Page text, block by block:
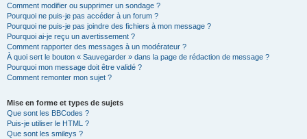
Comment modifier ou supprimer un sondage ?
Pourquoi ne puis-je pas accéder à un forum ?
Pourquoi ne puis-je pas joindre des fichiers à mon message ?
Pourquoi ai-je reçu un avertissement ?
Comment rapporter des messages à un modérateur ?
À quoi sert le bouton « Sauvegarder » dans la page de rédaction de message ?
Pourquoi mon message doit être validé ?
Comment remonter mon sujet ?
Mise en forme et types de sujets
Que sont les BBCodes ?
Puis-je utiliser le HTML ?
Que sont les smileys ?